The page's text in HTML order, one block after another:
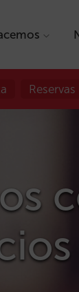
Reservas